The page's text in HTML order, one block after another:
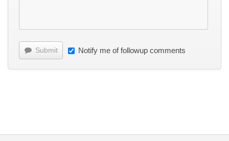
Submit Notify me of followup comments